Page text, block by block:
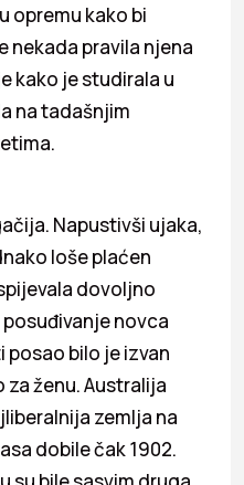
opremu kako bi
nekada pravila njena
kako je studirala u
na tadašnjim
Napustivši ujaka,
loše plaćen
dovoljno
novca
posao bilo je izvan
ženu. Australija
zemlja na
dobile čak 1902.